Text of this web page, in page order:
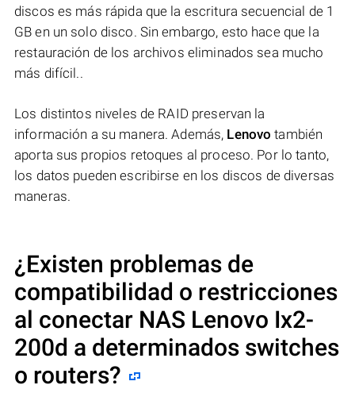
discos es más rápida que la escritura secuencial de 1
GB en un solo disco. Sin embargo, esto hace que la
restauración de los archivos eliminados sea mucho
más difícil..
Los distintos niveles de RAID preservan la
información a su manera. Además, Lenovo también
aporta sus propios retoques al proceso. Por lo tanto,
los datos pueden escribirse en los discos de diversas
maneras.
¿Existen problemas de
compatibilidad o restricciones
al conectar NAS Lenovo Ix2-
200d a determinados switches
o routers?